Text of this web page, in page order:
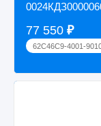
77 550 ₽
62C46C9-4001-